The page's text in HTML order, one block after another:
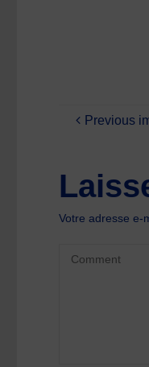
Previous
Votre adresse e-